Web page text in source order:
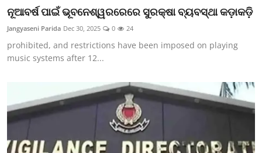
ନୂଆବର୍ଷ ପାଇଁ ଭୂବନେଶ୍ୱରରେରେ ସୁରକ୍ଷା ବ୍ୟବସ୍ଥା କଡ଼ାକଡ଼ି
Jangyaseni Parida Dec 30, 2025 0 24
prohibited, and restrictions have been imposed on playing
music systems after 12...